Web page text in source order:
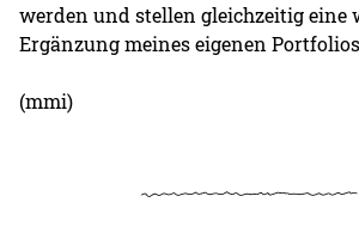
werden und stellen gleichzeitig eine
Ergänzung meines eigenen
(mmi)